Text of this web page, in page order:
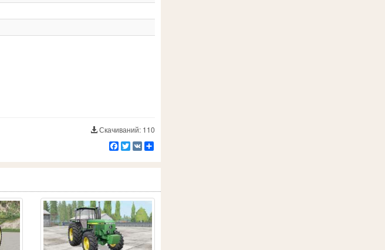
Скачиваний: 110
Facebook
Twitter
VK